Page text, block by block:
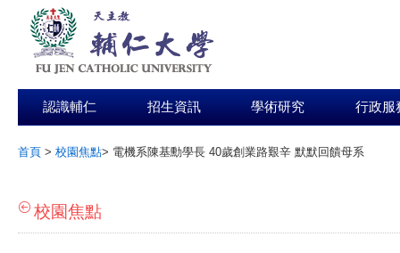
認識輔仁 招生資訊 學術研究 行政服
首頁 > 校園焦點> 電機系陳基勳學長 40歲創業路艱辛 默默回饋母系
校園焦點